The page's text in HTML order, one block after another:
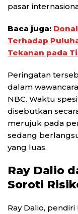
pasar
Baca juga:
Terhadap
Tekanan pada
Peringatan
dalam
NBC. Waktu
disebutkan
merujuk pada
sedang
yang luas.
Ray Dalio
Soroti
Ray Dalio,